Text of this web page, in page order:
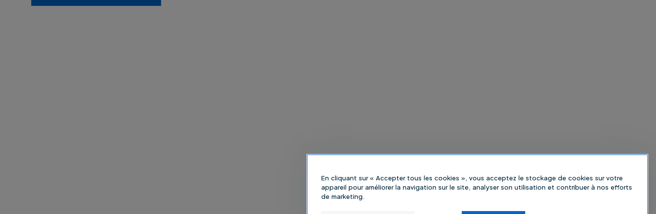
En cliquant sur « Accepter tous les cookies », vous acceptez le stockage de cookies sur votre
appareil pour améliorer la navigation sur le site, analyser son utilisation et contribuer à nos efforts
de marketing.